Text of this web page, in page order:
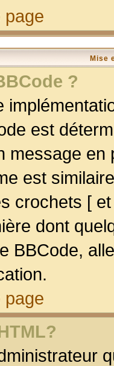
page
Mise
?
est
message
est
crochets [
dont
BBCode,
page